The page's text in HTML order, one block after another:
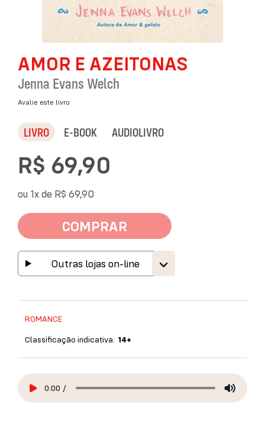
Galeria
imagens
AMOR E AZEITONAS
Jenna Evans Welch
Avalie este livro
LIVRO E-BOOK AUDIOLIVRO
COMPRAR
R$ 69,90
ou 1x de R$ 69,90
Outras lojas on-line
ROMANCE
Classificação indicativa: 14+
0:00 /